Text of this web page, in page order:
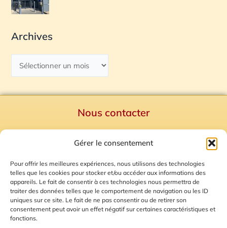
Gérer le consentement
Pour offrir les meilleures expériences, nous utilisons des technologies
telles que les cookies pour stocker et/ou accéder aux informations des
appareils. Le fait de consentir à ces technologies nous permettra de
traiter des données telles que le comportement de navigation ou les ID
uniques sur ce site. Le fait de ne pas consentir ou de retirer son
consentement peut avoir un effet négatif sur certaines caractéristiques et
fonctions.
Archives
Nous contacter
Mentions Légales
Plan du site
Gestion des Cookies